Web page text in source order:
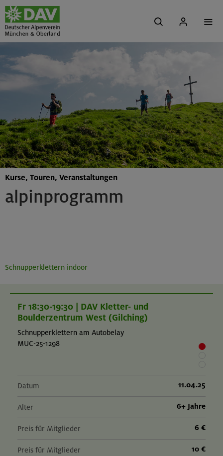
alpinprogramm
Kurse, Touren, Veranstaltungen
Schnupperklettern indoor
Fr 18:30-19:30 | DAV Kletter- und
Boulderzentrum West (Gilching)
Schnupperklettern am Autobelay
MUC-25-1298
Datum 11.04.25
Alter 6+ Jahre
Preis für Mitglieder 6 €
Preis für Mitglieder
10 €